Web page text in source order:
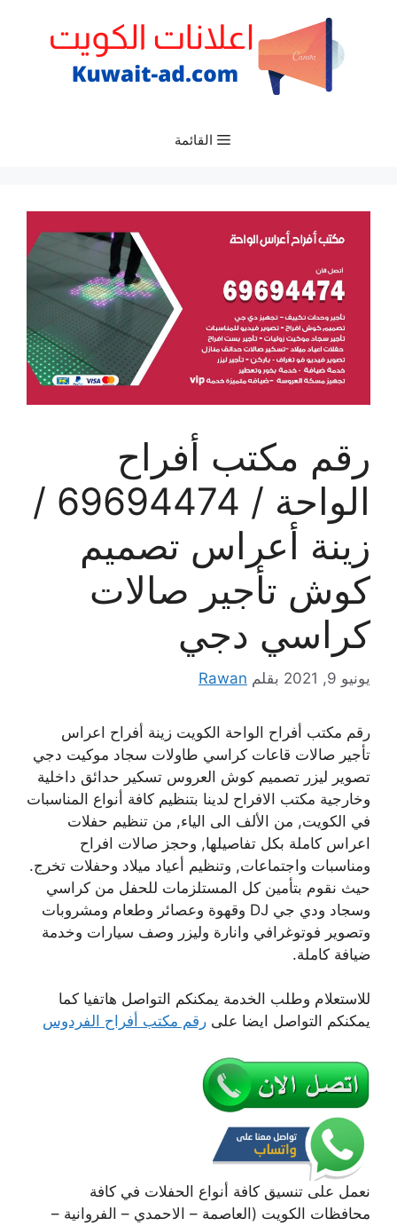
القائمة
رقم مكتب أفراح
الواحة / 69694474 /
زينة أعراس تصميم
كوش تأجير صالات
كراسي دجي
يونيو 9, 2021 بقلم Rawan
رقم مكتب أفراح الواحة الكويت زينة أفراح اعراس
تأجير صالات قاعات كراسي طاولات سجاد موكيت دجي
تصوير ليزر تصميم كوش العروس تسكير حدائق داخلية
وخارجية مكتب الافراح لدينا بتنظيم كافة أنواع المناسبات
في الكويت, من الألف الى الياء, من تنظيم حفلات
اعراس كاملة بكل تفاصيلها, وحجز صالات افراح
ومناسبات واجتماعات, وتنظيم أعياد ميلاد وحفلات تخرج.
حيث نقوم بتأمين كل المستلزمات للحفل من كراسي
وسجاد ودي جي DJ وقهوة وعصائر وطعام ومشروبات
وتصوير فوتوغرافي وانارة وليزر وصف سيارات وخدمة
ضيافة كاملة.
للاستعلام وطلب الخدمة يمكنكم التواصل هاتفيا كما
يمكنكم التواصل ايضا على رقم مكتب أفراح الفردوس
نعمل على تنسيق كافة أنواع الحفلات في كافة
محافظات الكويت (العاصمة – الاحمدي – الفروانية –